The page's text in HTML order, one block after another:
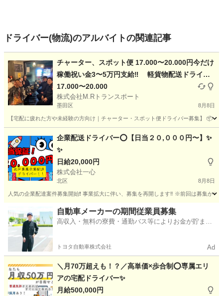
ドライバー(物流)のアルバイトの関連記事
チャーター、スポット便 17.000〜20.000円今だけ
稼働祝い金3〜5万円支給‼️ 軽貨物配送ドライバ
ー
17.000〜20.000
株式会社M.Rトランスポート
墨田区 8月8日
【宅配に疲れた方や未経験の方向け｜チャーター・スポット便ドライバー募集】 📦
ドライバー スポット
企業配送ドライバー⭕️【日当２０,０００円〜】✨
✨
日給20,000円
株式会社一心
北区 8月8日
人気の企業配達案件募集開始❗️ 事業拡大に伴い、募集を再開します‼️ ※前回は募
ドライバー TikTok
自動車メーカーの期間従業員募集
高収入・無料の寮費・通勤バス等によりお金が貯まり
トヨタ自動車株式会社 Ad
＼月70万超えも！？／高単価×歩合制⭕️専属エリ
アの宅配ドライバー✨
月給500,000円